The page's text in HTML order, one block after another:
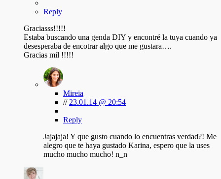
Reply
Graciasss!!!!!
Estaba buscando una genda DIY y encontré la tuya cuando ya
desesperaba de encotrar algo que me gustara….
Gracias mil !!!!!
Mireia
// 23.01.14 @ 20:54
Reply
Jajajaja! Y que gusto cuando lo encuentras verdad?! Me
alegro que te haya gustado Karina, espero que la uses
mucho mucho mucho! n_n